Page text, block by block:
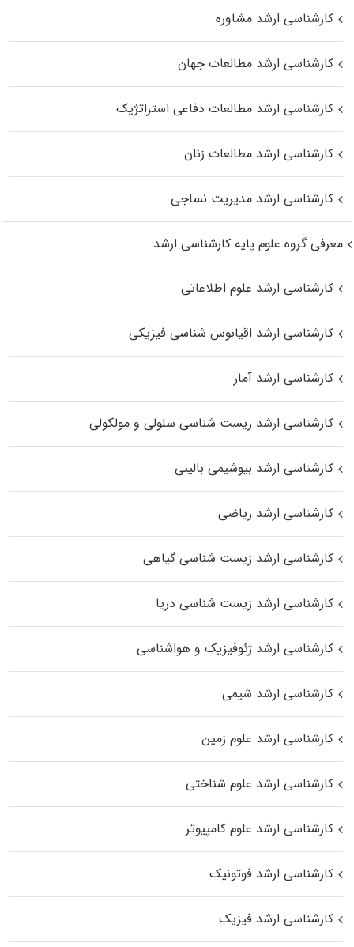
کارشناسی ارشد مشاوره
کارشناسی ارشد مطالعات جهان
کارشناسی ارشد مطالعات دفاعی استراتژیک
کارشناسی ارشد مطالعات زنان
کارشناسی ارشد مدیریت نساجی
معرفی گروه علوم پایه کارشناسی ارشد
کارشناسی ارشد علوم اطلاعاتی
کارشناسی ارشد اقیانوس‌ شناسی فیزیکی
کارشناسی ارشد آمار
کارشناسی ارشد زیست شناسی سلولی و مولکولی
کارشناسی ارشد بیوشیمی بالینی
کارشناسی ارشد ریاضی
کارشناسی ارشد زیست‌ شناسی گیاهی
کارشناسی ارشد زیست‌ شناسی دریا
کارشناسی ارشد ژئوفیزیک و هواشناسی
کارشناسی ارشد شیمی
کارشناسی ارشد علوم زمین
کارشناسی ارشد علوم شناختی
کارشناسی ارشد علوم کامپیوتر
کارشناسی ارشد فوتونیک
کارشناسی ارشد فیزیک